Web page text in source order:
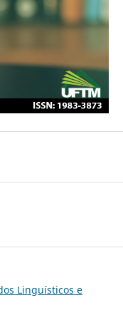
Linguísticos e